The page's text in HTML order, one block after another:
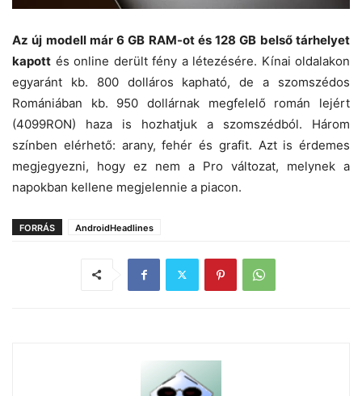
Az új modell már 6 GB RAM-ot és 128 GB belső tárhelyet
kapott és online derült fény a létezésére. Kínai oldalakon
egyaránt kb. 800 dolláros kapható, de a szomszédos
Romániában kb. 950 dollárnak megfelelő román lejért
(4099RON) haza is hozhatjuk a szomszédból. Három
színben elérhető: arany, fehér és grafit. Azt is érdemes
megjegyezni, hogy ez nem a Pro változat, melynek a
napokban kellene megjelennie a piacon.
FORRÁS AndroidHeadlines